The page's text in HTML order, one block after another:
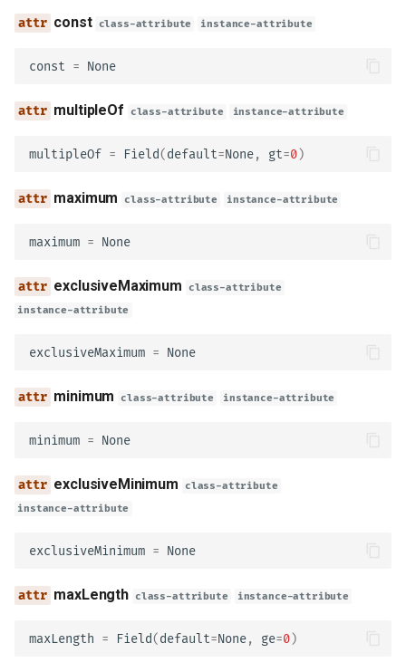
content
RequestBody
description
content
required
model_config
Link
description
server
model_config
Response
const class-attribute instance-attribute
const = None
multipleOf class-attribute instance-attribute
multipleOf = Field(default=None, gt=0)
maximum class-attribute instance-attribute
maximum = None
exclusiveMaximum
class-attribute
instance-attribute
exclusiveMaximum = None
minimum class-attribute instance-attribute
minimum = None
exclusiveMinimum
class-attribute
instance-attribute
exclusiveMinimum = None
maxLength class-attribute instance-attribute
maxLength = Field(default=None, ge=0)